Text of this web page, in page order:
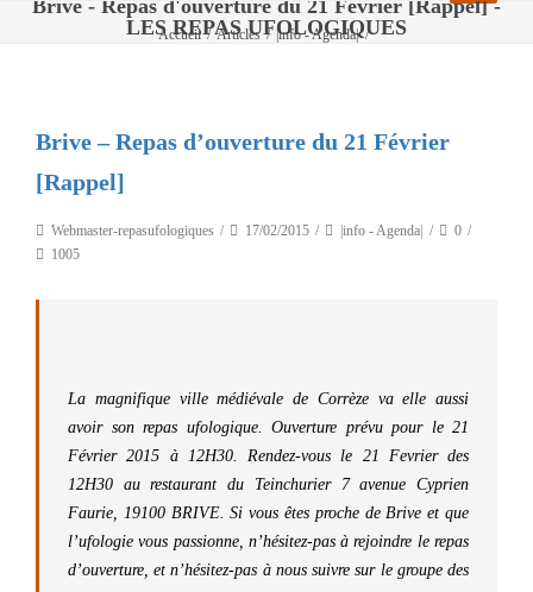
Brive - Repas d'ouverture du 21 Février [Rappel] -
LES REPAS UFOLOGIQUES
Accueil / Articles / |info - Agenda| /
Brive – Repas d’ouverture du 21 Février
[Rappel]
Webmaster-repasufologiques 17/02/2015 |info - Agenda|
0
1005
La magnifique ville médiévale de Corrèze va elle aussi
avoir son repas ufologique. Ouverture prévu pour le 21
Février 2015 à 12H30. Rendez-vous le 21 Fevrier des
12H30 au restaurant du Teinchurier 7 avenue Cyprien
Faurie, 19100 BRIVE. Si vous êtes proche de Brive et que
l’ufologie vous passionne, n’hésitez-pas à rejoindre le repas
d’ouverture, et n’hésitez-pas à nous suivre sur le groupe des